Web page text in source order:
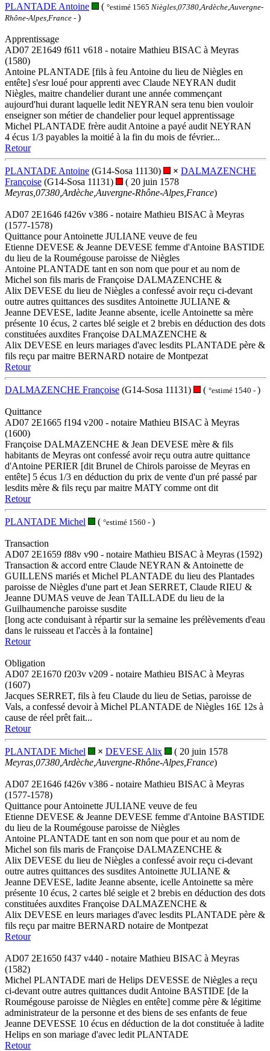
PLANTADE Antoine ( °estimé 1565 Niègles,07380,Ardèche,Auvergne-
Rhône-Alpes,France - )
Apprentissage
AD07 2E1649 f611 v618 - notaire Mathieu BISAC à Meyras
(1580)
Antoine PLANTADE [fils à feu Antoine du lieu de Niègles en
entête] s'esr loué pour apprenti avec Claude NEYRAN dudit
Niègles, maitre chandelier durant une année commençant
aujourd'hui durant laquelle ledit NEYRAN sera tenu bien vouloir
enseigner son métier de chandelier pour lequel apprentissage
Michel PLANTADE frère audit Antoine a payé audit NEYRAN
4 écus 1/3 payables la moitié à la fin du mois de février...
Retour
PLANTADE Antoine (G14-Sosa 11130) × DALMAZENCHE
Françoise (G14-Sosa 11131)
( 20 juin 1578
Meyras,07380,Ardèche,Auvergne-Rhône-Alpes,France)
AD07 2E1646 f426v v386 - notaire Mathieu BISAC à Meyras
(1577-1578)
Quittance pour Antoinette JULIANE veuve de feu
Etienne DEVESE & Jeanne DEVESE femme d'Antoine BASTIDE
du lieu de la Roumégouse paroisse de Niègles
Antoine PLANTADE tant en son nom que pour et au nom de
Michel son fils maris de Françoise DALMAZENCHE &
Alix DEVESE du lieu de Niègles a confessé avoir reçu ci-devant
outre autres quittances des susdites Antoinette JULIANE &
Jeanne DEVESE, ladite Jeanne absente, icelle Antoinette sa mère
présente 10 écus, 2 cartes blé seigle et 2 brebis en déduction des dots
constituées auxdites Françoise DALMAZENCHE &
Alix DEVESE en leurs mariages d'avec lesdits PLANTADE père &
fils reçu par maitre BERNARD notaire de Montpezat
Retour
DALMAZENCHE Françoise (G14-Sosa 11131) ( °estimé 1540 - )
Quittance
AD07 2E1665 f194 v200 - notaire Mathieu BISAC à Meyras
(1600)
Françoise DALMAZENCHE & Jean DEVESE mère & fils
habitants de Meyras ont confessé avoir reçu outra autre quittance
d'Antoine PERIER [dit Brunel de Chirols paroisse de Meyras en
entête] 5 écus 1/3 en déduction du prix de vente d'un pré passé par
lesdits mère & fils reçu par maitre MATY comme ont dit
Retour
PLANTADE Michel ( °estimé 1560 - )
Transaction
AD07 2E1659 f88v v90 - notaire Mathieu BISAC à Meyras (1592)
Transaction & accord entre Claude NEYRAN & Antoinette de
GUILLENS mariés et Michel PLANTADE du lieu des Plantades
paroisse de Niègles d'une part et Jean SERRET, Claude RIEU &
Jeanne DUMAS veuve de Jean TAILLADE du lieu de la
Guilhaumenche paroisse susdite
[long acte conduisant à répartir sur la semaine les prélèvements d'eau
dans le ruisseau et l'accès à la fontaine]
Retour
Obligation
AD07 2E1670 f203v v209 - notaire Mathieu BISAC à Meyras
(1607)
Jacques SERRET, fils à feu Claude du lieu de Setias, paroisse de
Vals, a confessé devoir à Michel PLANTADE de Niègles 16£ 12s à
cause de réel prêt fait...
Retour
PLANTADE Michel × DEVESE Alix
( 20 juin 1578
Meyras,07380,Ardèche,Auvergne-Rhône-Alpes,France)
AD07 2E1646 f426v v386 - notaire Mathieu BISAC à Meyras
(1577-1578)
Quittance pour Antoinette JULIANE veuve de feu
Etienne DEVESE & Jeanne DEVESE femme d'Antoine BASTIDE
du lieu de la Roumégouse paroisse de Niègles
Antoine PLANTADE tant en son nom que pour et au nom de
Michel son fils maris de Françoise DALMAZENCHE &
Alix DEVESE du lieu de Niègles a confessé avoir reçu ci-devant
outre autres quittances des susdites Antoinette JULIANE &
Jeanne DEVESE, ladite Jeanne absente, icelle Antoinette sa mère
présente 10 écus, 2 cartes blé seigle et 2 brebis en déduction des dots
constituées auxdites Françoise DALMAZENCHE &
Alix DEVESE en leurs mariages d'avec lesdits PLANTADE père &
fils reçu par maitre BERNARD notaire de Montpezat
Retour
AD07 2E1650 f437 v440 - notaire Mathieu BISAC à Meyras
(1582)
Michel PLANTADE mari de Helips DEVESSE de Niègles a reçu
ci-devant outre autres quittances dudit Antoine BASTIDE [de la
Roumégouse paroisse de Niègles en entête] comme père & légitime
administrateur de la personne et des biens de ses enfants de feue
Jeanne DEVESSE 10 écus en déduction de la dot constituée à ladite
Helips en son mariage d'avec ledit PLANTADE
Retour